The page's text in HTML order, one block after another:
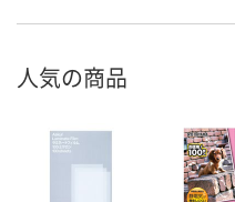
人気の商品